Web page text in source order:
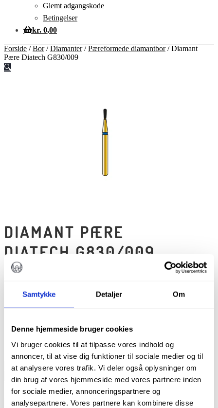
Samtykke Detaljer Om
Denne hjemmeside bruger cookies
Vi bruger cookies til at tilpasse vores indhold og
annoncer, til at vise dig funktioner til sociale medier og til
at analysere vores trafik. Vi deler også oplysninger om
din brug af vores hjemmeside med vores partnere inden
for sociale medier, annonceringspartnere og
analysepartnere. Vores partnere kan kombinere disse
Glemt adgangskode
Betingelser
kr. 0,00
Forside /Bor/Diamanter/Pæreformede diamantbor/Diamant
Pære Diatech G830/009
🔍
DIAMANT PÆRE
DIATECH G830/009
Diatech diamantbor
På lager
Diamant
Pære
Diatech
G830/009
TILFØJ TIL KURV
Varenummer (SKU): 60031966 Kategorier:Bor ,Alle produkter,
Diamanter,Pæreformede diamantbor